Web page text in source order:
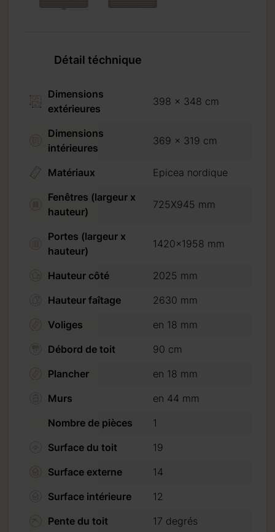
Détail téchnique
Dimensions
extérieures
398 x 348 cm
Dimensions
intérieures
369 x 319 cm
Matériaux
Epicea nordique
Fenêtres (largeur x
hauteur)
725X945 mm
Portes (largeur x
hauteur)
1420x1958 mm
Hauteur côté
2025 mm
Hauteur faîtage
2630 mm
Voliges
en 18 mm
Débord de toit
90 cm
Plancher
en 18 mm
Murs
en 44 mm
Nombre de pièces
1
Surface du toit
19
Surface externe
14
Surface intérieure
12
Pente du toit
17 degrés